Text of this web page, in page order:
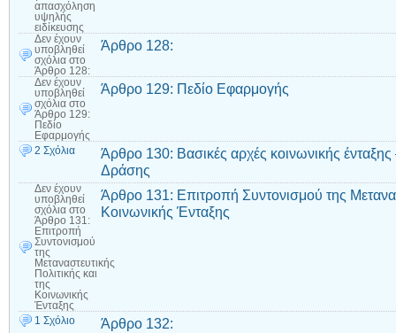
απασχόληση
υψηλής
ειδίκευσης
Δεν έχουν
υποβληθεί
σχόλια στο
Άρθρο 128:
Άρθρο 128:
Δεν έχουν
υποβληθεί
σχόλια στο
Άρθρο 129:
Πεδίο
Εφαρμογής
Άρθρο 129: Πεδίο Εφαρμογής
2 Σχόλια
Άρθρο 130: Βασικές αρχές κοινωνικής
Δράσης
Δεν έχουν
υποβληθεί
σχόλια στο
Άρθρο 131:
Επιτροπή
Συντονισμού
της
Μεταναστευτικής
Πολιτικής και
της
Κοινωνικής
Ένταξης
Άρθρο 131: Επιτροπή Συντονισμού της
Κοινωνικής Ένταξης
1 Σχόλιο Άρθρο 132: